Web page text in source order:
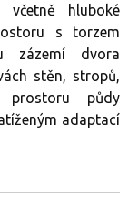
včetně hluboké
s torzem
zázemí dvora
stěn, stropů,
prostoru půdy
adaptací